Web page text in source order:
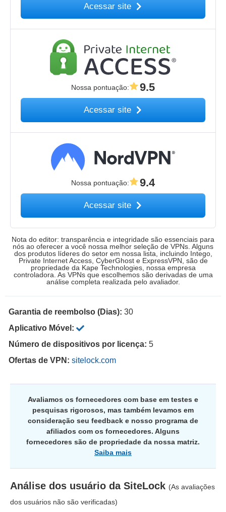
Acessar site
Nossa pontuação: 9.5
Acessar site
Nossa pontuação: 9.4
Acessar site
Nota do editor: transparência e integridade são essenciais para
nós ao oferecer a você nossa melhor seleção de VPNs. Alguns
dos produtos líderes do setor em nossa lista, incluindo Intego,
Private Internet Access, CyberGhost e ExpressVPN, são de
propriedade da Kape Technologies, nossa empresa
controladora. As VPNs que escolhemos são derivadas de uma
análise completa realizada pelo avaliador.
Garantia de reembolso (Dias): 30
Aplicativo Móvel:
Número de dispositivos por licença: 5
Ofertas de VPN: sitelock.com
Avaliamos os fornecedores com base em testes e
pesquisas rigorosos, mas também levamos em
consideração seu feedback e nosso programa de
afiliados com os fornecedores. Alguns
fornecedores são de propriedade da nossa matriz.
Saiba mais
Análise dos usuário da SiteLock (As avaliações
dos usuários não são verificadas)